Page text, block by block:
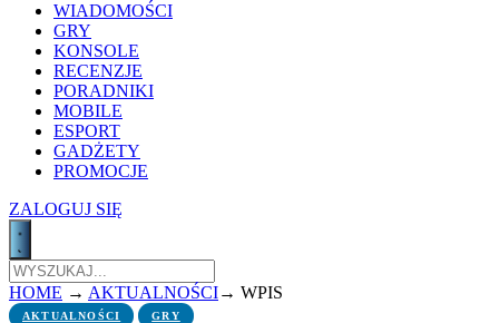
WIADOMOŚCI
GRY
KONSOLE
RECENZJE
PORADNIKI
MOBILE
ESPORT
GADŻETY
PROMOCJE
ZALOGUJ SIĘ
HOME → AKTUALNOŚCI→ WPIS
AKTUALNOŚCI GRY